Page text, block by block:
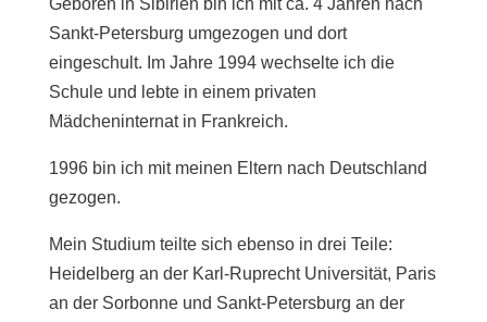
Geboren in Sibirien bin ich mit ca. 4 Jahren nach
Sankt-Petersburg umgezogen und dort
eingeschult. Im Jahre 1994 wechselte ich die
Schule und lebte in einem privaten
Mädcheninternat in Frankreich.
1996 bin ich mit meinen Eltern nach Deutschland
gezogen.
Mein Studium teilte sich ebenso in drei Teile:
Heidelberg an der Karl-Ruprecht Universität, Paris
an der Sorbonne und Sankt-Petersburg an der